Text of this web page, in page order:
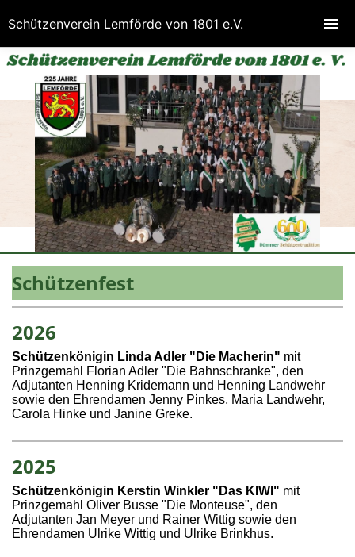
Schützenfest
2026
Schützenkönigin Linda Adler "Die Macherin" mit
Prinzgemahl Florian Adler "Die Bahnschranke", den
Adjutanten Henning Kridemann und Henning Landwehr
sowie den Ehrendamen Jenny Pinkes, Maria Landwehr,
Carola Hinke und Janine Greke.
2025
Schützenkönigin Kerstin Winkler "Das KIWI" mit
Prinzgemahl Oliver Busse "Die Monteuse", den
Adjutanten Jan Meyer und Rainer Wittig sowie den
Ehrendamen Ulrike Wittig und Ulrike Brinkhus.
Schützenverein Lemförde von 1801 e.V.